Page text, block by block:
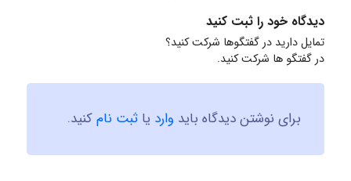
دیدگاه خود را ثبت کنید
تمایل دارید در گفتگوها شرکت کنید؟
در گفتگو ها شرکت کنید.
برای نوشتن دیدگاه باید وارد یا ثبت نامکنید.